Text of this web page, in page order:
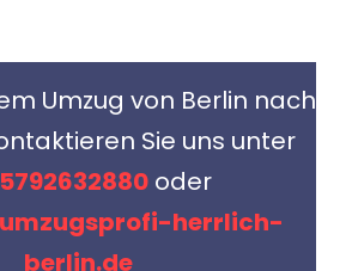
Umzug von Berlin nach
Sie uns unter
oder
herrlich-
berlin.de